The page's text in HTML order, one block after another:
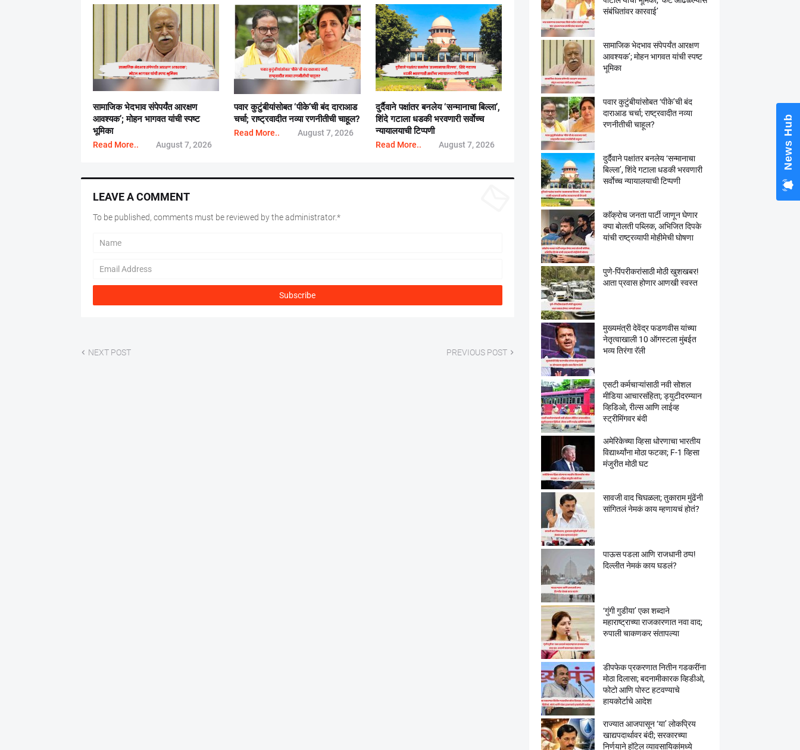
सामाजिक भेदभाव संपेपर्यंत आरक्षण
आवश्यक’; मोहन भागवत यांची स्पष्ट
भूमिका
Read More.. August 7, 2026
पवार कुटुंबीयांसोबत ‘पीके’ची बंद दाराआड
चर्चा; राष्ट्रवादीत नव्या रणनीतीची चाहूल?
Read More.. August 7, 2026
दुर्दैवाने पक्षांतर बनलेय ‘सन्मानाचा बिल्ला’,
शिंदे गटाला धडकी भरवणारी सर्वाेच्च
न्यायालयाची टिप्पणी
Read More.. August 7, 2026
LEAVE A COMMENT
To be published, comments must be reviewed by the administrator.*
NEXT POST PREVIOUS POST
संबंधितांवर कारवाई’
सामाजिक भेदभाव संपेपर्यंत आरक्षण
आवश्यक’; मोहन भागवत यांची स्पष्ट
भूमिका
पवार कुटुंबीयांसोबत ‘पीके’ची बंद
दाराआड चर्चा; राष्ट्रवादीत नव्या
रणनीतीची चाहूल?
दुर्दैवाने पक्षांतर बनलेय ‘सन्मानाचा
बिल्ला’, शिंदे गटाला धडकी भरवणारी
सर्वाेच्च न्यायालयाची टिप्पणी
काॅक्राेच जनता पार्टी जाणून घेणार
क्या बाेलती पब्लिक, अभिजित दिपके
यांची राष्ट्रव्यापी माेहीमेची घाेषणा
पुणे-पिंपरीकरांसाठी मोठी खुशखबर!
आता प्रवास होणार आणखी स्वस्त
मुख्यमंत्री देवेंद्र फडणवीस यांच्या
नेतृत्वाखाली 10 ऑगस्टला मुंबईत
भव्य तिरंगा रॅली
एसटी कर्मचाऱ्यांसाठी नवी सोशल
मीडिया आचारसंहिता; ड्युटीदरम्यान
व्हिडिओ, रील्स आणि लाईव्ह
स्ट्रीमिंगवर बंदी
अमेरिकेच्या व्हिसा धोरणाचा भारतीय
विद्यार्थ्यांना मोठा फटका; F-1 व्हिसा
मंजुरीत मोठी घट
सावजी वाद चिघळला; तुकाराम मुंढेंनी
सांगितलं नेमकं काय म्हणायचं होतं?
पाऊस पडला आणि राजधानी ठप्प!
दिल्लीत नेमकं काय घडलं?
‘गुंगी गुडीया’ एका शब्दाने
महाराष्ट्राच्या राजकारणात नवा वाद;
रुपाली चाकणकर संतापल्या
डीपफेक प्रकरणात नितीन गडकरींना
मोठा दिलासा; बदनामीकारक व्हिडीओ,
फोटो आणि पोस्ट हटवण्याचे
हायकोर्टाचे आदेश
राज्यात आजपासून ‘या’ लोकप्रिय
खाद्यपदार्थावर बंदी; सरकारच्या
निर्णयाने हॉटेल व्यावसायिकांमध्ये
News Hub